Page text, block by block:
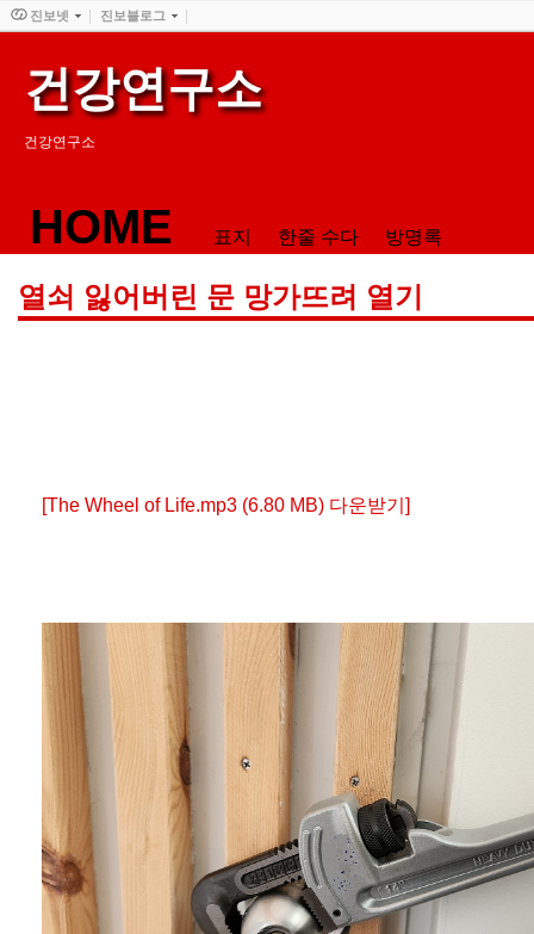
건강연구소
건강연구소
HOME 표지 한줄 수다 방명록
열쇠 잃어버린 문 망가뜨려 열기
[The Wheel of Life.mp3 (6.80 MB) 다운받기]
진보넷 진보블로그